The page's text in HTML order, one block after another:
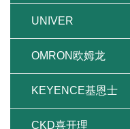
UNIVER
OMRON欧姆龙
KEYENCE基恩士
CKD喜开理